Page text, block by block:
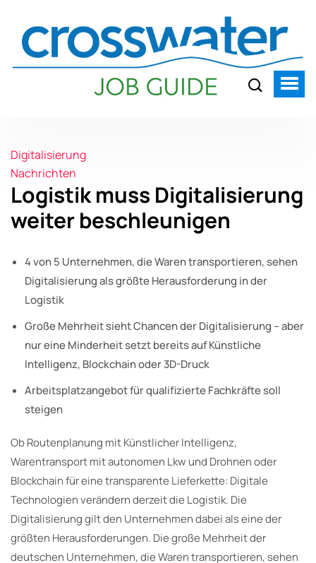
Digitalisierung
Nachrichten
Logistik muss Digitalisierung
weiter beschleunigen
4 von 5 Unternehmen, die Waren transportieren, sehen
Digitalisierung als größte Herausforderung in der
Logistik
Große Mehrheit sieht Chancen der Digitalisierung – aber
nur eine Minderheit setzt bereits auf Künstliche
Intelligenz, Blockchain oder 3D-Druck
Arbeitsplatzangebot für qualifizierte Fachkräfte soll
steigen
Ob Routenplanung mit Künstlicher Intelligenz,
Warentransport mit autonomen Lkw und Drohnen oder
Blockchain für eine transparente Lieferkette: Digitale
Technologien verändern derzeit die Logistik. Die
Digitalisierung gilt den Unternehmen dabei als eine der
größten Herausforderungen. Die große Mehrheit der
deutschen Unternehmen, die Waren transportieren, sehen